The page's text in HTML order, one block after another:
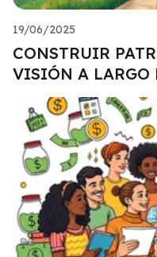
19/06/2025
CONSTRUIR
VISIÓN A LARGO